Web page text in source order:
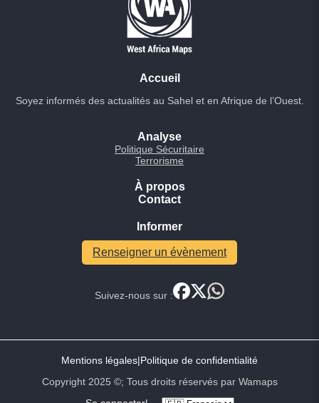
Accueil
Soyez informés des actualités au Sahel et en Afrique de l’Ouest.
Analyse
Politique Sécuritaire
Terrorisme
À propos
Contact
Informer
Renseigner un évènement
Suivez-nous sur :
Mentions légales|Politique de confidentialité
Copyright 2025 ©; Tous droits réservés par Wamaps